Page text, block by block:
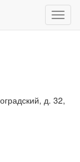
д. 32,